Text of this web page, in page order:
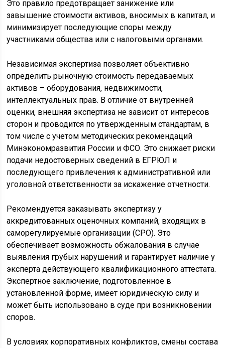
Это правило предотвращает занижение или
завышение стоимости активов, вносимых в капитал, и
минимизирует последующие споры между
участниками общества или с налоговыми органами.
Независимая экспертиза позволяет объективно
определить рыночную стоимость передаваемых
активов – оборудования, недвижимости,
интеллектуальных прав. В отличие от внутренней
оценки, внешняя экспертиза не зависит от интересов
сторон и проводится по утвержденным стандартам, в
том числе с учетом методических рекомендаций
Минэкономразвития России и ФСО. Это снижает риски
подачи недостоверных сведений в ЕГРЮЛ и
последующего привлечения к административной или
уголовной ответственности за искажение отчетности.
Рекомендуется заказывать экспертизу у
аккредитованных оценочных компаний, входящих в
саморегулируемые организации (СРО). Это
обеспечивает возможность обжалования в случае
выявления грубых нарушений и гарантирует наличие у
эксперта действующего квалификационного аттестата.
Экспертное заключение, подготовленное в
установленной форме, имеет юридическую силу и
может быть использовано в суде при возникновении
споров.
В условиях корпоративных конфликтов, смены состава